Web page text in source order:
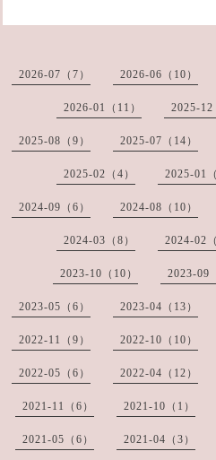
2026-07（7） 2026-06（10）
2026-01（11） 2025-12
2025-08（9） 2025-07（14）
2025-02（4） 2025-01（
2024-09（6） 2024-08（10）
2024-03（8） 2024-02（
2023-10（10） 2023-09
2023-05（6） 2023-04（13）
2022-11（9） 2022-10（10）
2022-05（6） 2022-04（12）
2021-11（6） 2021-10（1）
2021-05（6） 2021-04（3）